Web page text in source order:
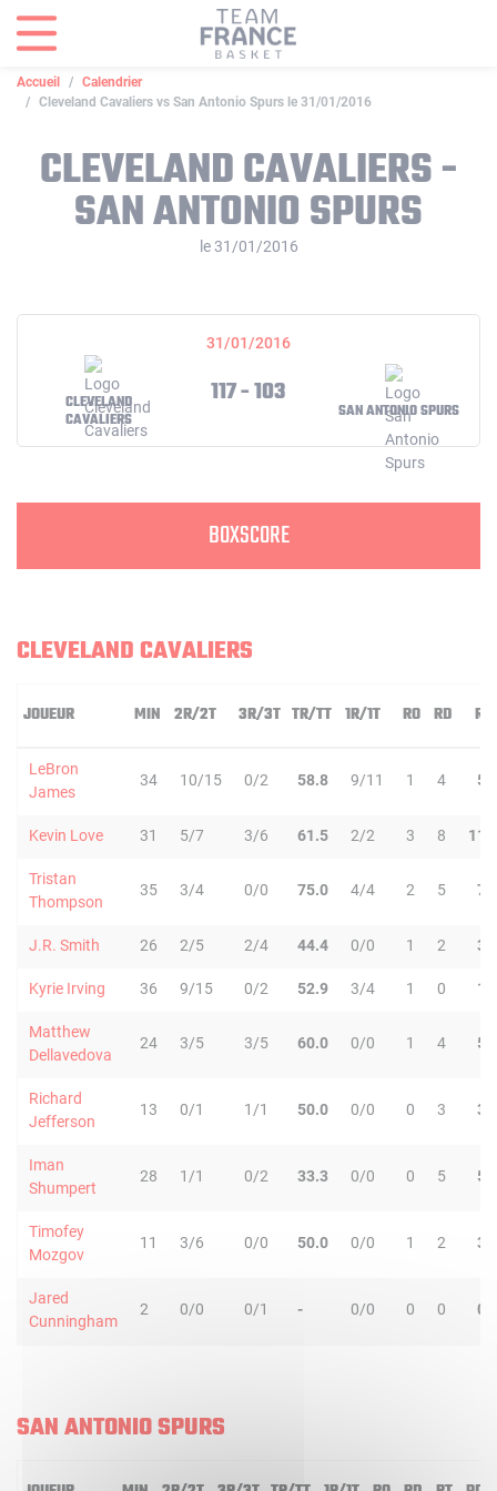
Accueil
Calendrier
Cleveland Cavaliers vs San Antonio Spurs le 31/01/2016
CLEVELAND CAVALIERS -
SAN ANTONIO SPURS
le 31/01/2016
31/01/2016
CLEVELAND
CAVALIERS
117 - 103
SAN ANTONIO SPURS
BOXSCORE
CLEVELAND CAVALIERS
JOUEUR MIN 2R/2T 3R/3T TR/TT 1R/1T RO RD RT
LeBron
James
34 10/15 0/2 58.8 9/11 1 4 5
Kevin Love 31 5/7 3/6 61.5 2/2 3 8 11
Tristan
Thompson
35 3/4 0/0 75.0 4/4 2 5 7
J.R. Smith 26 2/5 2/4 44.4 0/0 1 2 3
Kyrie Irving 36 9/15 0/2 52.9 3/4 1 0 1
Matthew
Dellavedova
24 3/5 3/5 60.0 0/0 1 4 5
Richard
Jefferson
13 0/1 1/1 50.0 0/0 0 3 3
Iman
Shumpert
28 1/1 0/2 33.3 0/0 0 5 5
Timofey
Mozgov
11 3/6 0/0 50.0 0/0 1 2 3
Jared
Cunningham
2 0/0 0/1 - 0/0 0 0 0
SAN ANTONIO SPURS
Panneau de gestion des cookies